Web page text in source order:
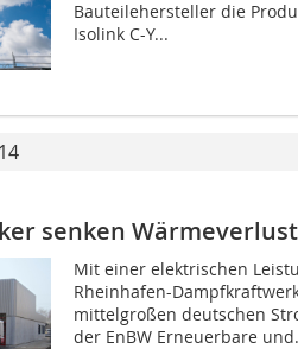
Bauteilehersteller die
Isolink C-Y...
senken
Mit einer elektrischen
Rheinhafen-
mittelgroßen deutschen
der EnBW Erneuerbare